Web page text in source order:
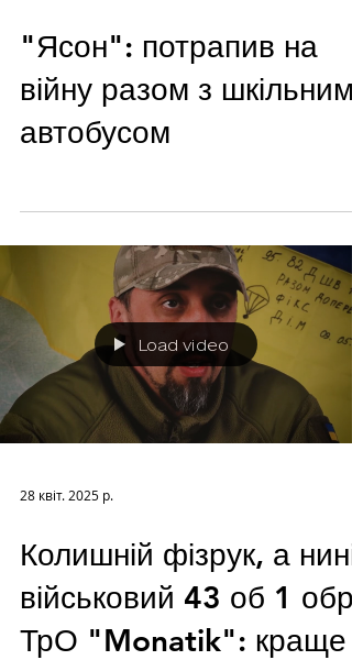
"Ясон": потрапив на
війну разом з шкільним
автобусом
Load video
28 квіт. 2025 р.
Колишній фізрук, а нині
військовий 43 об 1 обр
ТрО "Monatik": краще